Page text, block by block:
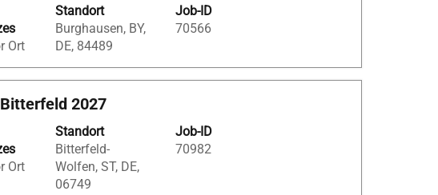
Ort
Standort
Burghausen, BY,
DE, 84489
Job-ID
70566
2027
Ort
Standort
Bitterfeld-
Wolfen, ST, DE,
06749
Job-ID
70982